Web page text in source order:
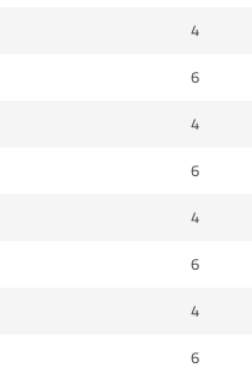
4
6
4
6
4
6
4
6